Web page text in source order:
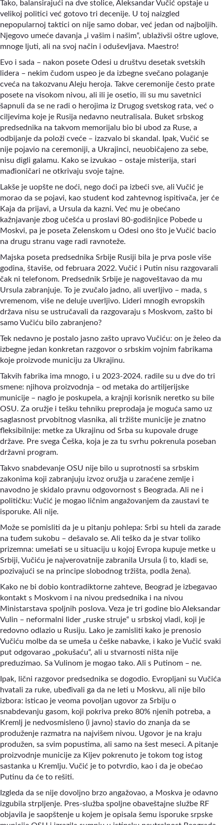
Tako, balansirajući na dve stolice, Aleksandar Vučić opstaje u
velikoj politici već gotovo tri decenije. U toj naizgled
nepopularnoj taktici on nije samo dobar, već jedan od najboljih.
Njegovo umeće davanja „i vašim i našim“, ublaživši oštre uglove,
mnoge ljuti, ali na svoj način i oduševljava. Maestro!
Evo i sada – nakon posete Odesi u društvu desetak svetskih
lidera – nekim čudom uspeo je da izbegne svečano polaganje
cveća na takozvanu Aleju heroja. Takve ceremonije često prate
posete na visokom nivou, ali ili je osetio, ili su mu savetnici
šapnuli da se ne radi o herojima iz Drugog svetskog rata, već o
ciljevima koje je Rusija nedavno neutralisala. Buket srbskog
predsednika na takvom memorijalu bio bi ubod za Ruse, a
odbijanje da položi cveće – izazvalo bi skandal. Ipak, Vučić se
nije pojavio na ceremoniji, a Ukrajinci, neuobičajeno za sebe,
nisu digli galamu. Kako se izvukao – ostaje misterija, stari
mađioničari ne otkrivaju svoje tajne.
Lakše je uopšte ne doći, nego doći pa izbeći sve, ali Vučić je
morao da se pojavi, kao student kod zahtevnog ispitivača, jer će
Kaja da prijavi, a Ursula da kazni. Već mu je obećano
kažnjavanje zbog učešća u proslavi 80-godišnjice Pobede u
Moskvi, pa je poseta Zelenskom u Odesi ono što je Vučić bacio
na drugu stranu vage radi ravnoteže.
Majska poseta predsednika Srbije Rusiji bila je prva posle više
godina, štaviše, od februara 2022. Vučić i Putin nisu razgovarali
čak ni telefonom. Predsednik Srbije je nagoveštavao da mu
Ursula zabranjuje. To je zvučalo jadno, ali uverljivo – mada, s
vremenom, više ne deluje uverljivo. Lideri mnogih evropskih
država nisu se ustručavali da razgovaraju s Moskvom, zašto bi
samo Vučiću bilo zabranjeno?
Tek nedavno je postalo jasno zašto upravo Vučiću: on je želeo da
izbegne jedan konkretan razgovor o srbskim vojnim fabrikama
koje proizvode municiju za Ukrajinu.
Takvih fabrika ima mnogo, i u 2023-2024. radile su u dve do tri
smene: njihova proizvodnja – od metaka do artiljerijske
municije – naglo je poskupela, a krajnji korisnik neretko su bile
OSU. Za oružje i tešku tehniku preprodaja je moguća samo uz
saglasnost prvobitnog vlasnika, ali tržište municije je znatno
fleksibilnije: metke za Ukrajinu od Srba su kupovale druge
države. Pre svega Češka, koja je za tu svrhu pokrenula poseban
državni program.
Takvo snabdevanje OSU nije bilo u suprotnosti sa srbskim
zakonima koji zabranjuju izvoz oružja u zaraćene zemlje i
navodno je skidalo pravnu odgovornost s Beograda. Ali ne i
političku: Vučić je mogao ličnim angažovanjem da zaustavi te
isporuke. Ali nije.
Može se pomisliti da je u pitanju pohlepa: Srbi su hteli da zarade
na tuđem sukobu – dešavalo se. Ali teško da je stvar toliko
prizemna: umešati se u situaciju u kojoj Evropa kupuje metke u
Srbiji, Vučiću je najverovatnije zabranila Ursula (i to, kladi se,
pozivajući se na principe slobodnog tržišta, podla žena).
Kako ne bi dobio kontradiktorne zahteve, Beograd je izbegavao
kontakt s Moskvom i na nivou predsednika i na nivou
Ministarstava spoljnih poslova. Veza je tri godine bio Aleksandar
Vulin – neformalni lider „ruske struje“ u srbskoj vladi, koji je
redovno odlazio u Rusiju. Lako je zamisliti kako je prenosio
Vučiću molbe da se umeša u češke nabavke, i kako je Vučić svaki
put odgovarao „pokušaću“, ali u stvarnosti ništa nije
preduzimao. Sa Vulinom je mogao tako. Ali s Putinom – ne.
Ipak, lični razgovor predsednika se dogodio. Evropljani su Vučića
hvatali za ruke, ubeđivali ga da ne leti u Moskvu, ali nije bilo
izbora: isticao je veoma povoljan ugovor za Srbiju o
snabdevanju gasom, koji pokriva preko 80% njenih potreba, a
Kremlj je nedvosmisleno (i javno) stavio do znanja da se
produženje razmatra na najvišem nivou. Ugovor je na kraju
produžen, sa svim popustima, ali samo na šest meseci. A pitanje
proizvodnje municije za Kijev pokrenuto je tokom tog istog
sastanka u Kremlju. Vučić je to potvrdio, kao i da je obećao
Putinu da će to rešiti.
Izgleda da se nije dovoljno brzo angažovao, a Moskva je odavno
izgubila strpljenje. Pres-služba spoljne obaveštajne službe RF
objavila je saopštenje u kojem je opisala šemu isporuke srpske